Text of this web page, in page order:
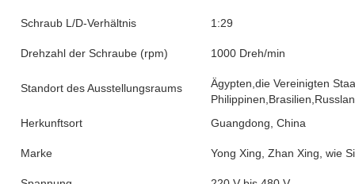
Schraub L/D-Verhältnis 1:29
Drehzahl der Schraube (rpm) 1000 Dreh/min
Standort des Ausstellungsraums
Ägypten,die Vereinigten
Herkunftsort
Guangdong, China
Marke Yong Xing, Zhan Xing, wie